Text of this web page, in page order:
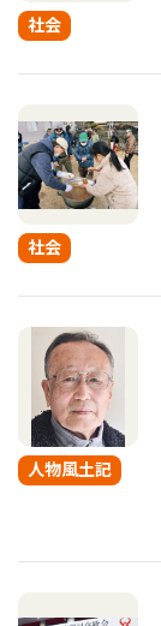
社会
社会
人物風土記